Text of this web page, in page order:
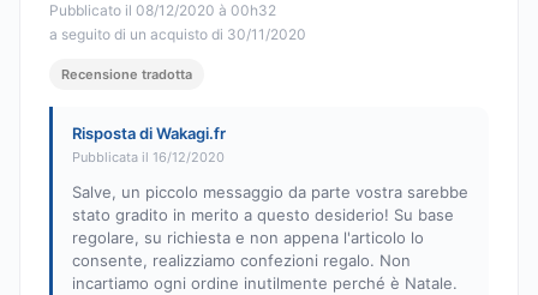
Pubblicato il 08/12/2020 à 00h32
a seguito di un acquisto di 30/11/2020
Recensione tradotta
Risposta di Wakagi.fr
Pubblicata il 16/12/2020
Salve, un piccolo messaggio da parte vostra sarebbe
stato gradito in merito a questo desiderio! Su base
regolare, su richiesta e non appena l'articolo lo
consente, realizziamo confezioni regalo. Non
incartiamo ogni ordine inutilmente perché è Natale.